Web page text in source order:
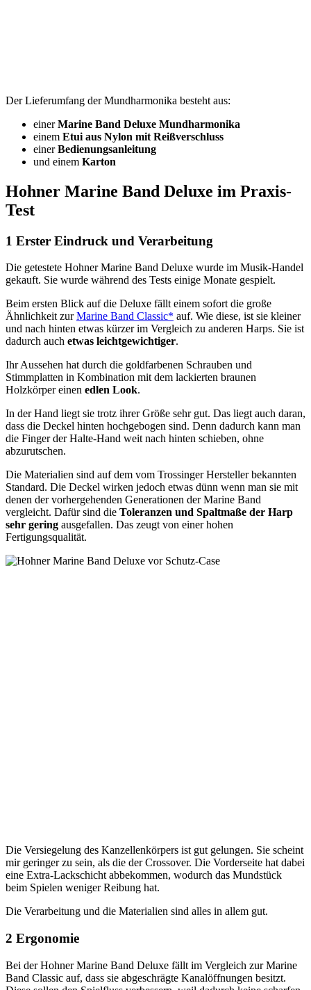
Der Lieferumfang der Mundharmonika besteht aus:
einerMarine Band Deluxe Mundharmonika
einem Etui aus Nylon mit Reißverschluss
einerBedienungsanleitung
und einem Karton
Hohner Marine Band Deluxe im Praxis-
Test
1 Erster Eindruck und Verarbeitung
Die getestete Hohner Marine Band Deluxe wurde im Musik-Handel
gekauft. Sie wurde während des Tests einige Monate gespielt.
Beim ersten Blick auf die Deluxe fällt einem sofort die große
Ähnlichkeit zurMarine Band Classic* auf. Wie diese, ist sie kleiner
und nach hinten etwas kürzer im Vergleich zu anderen Harps. Sie ist
dadurch auch etwas leichtgewichtiger.
Ihr Aussehen hat durch die goldfarbenen Schrauben und
Stimmplatten in Kombination mit dem lackierten braunen
Holzkörper einen edlen Look.
In der Hand liegt sie trotz ihrer Größe sehr gut. Das liegt auch daran,
dass die Deckel hinten hochgebogen sind. Denn dadurch kann man
die Finger der Halte-Hand weit nach hinten schieben, ohne
abzurutschen.
Die Materialien sind auf dem vom Trossinger Hersteller bekannten
Standard. Die Deckel wirken jedoch etwas dünn wenn man sie mit
denen der vorhergehenden Generationen der Marine Band
vergleicht. Dafür sind die Toleranzen und Spaltmaße der Harp
sehr gering ausgefallen. Das zeugt von einer hohen
Fertigungsqualität.
Die Versiegelung des Kanzellenkörpers ist gut gelungen. Sie scheint
mir geringer zu sein, als die der Crossover. Die Vorderseite hat dabei
eine Extra-Lackschicht abbekommen, wodurch das Mundstück
beim Spielen weniger Reibung hat.
Die Verarbeitung und die Materialien sind alles in allem gut.
2 Ergonomie
Bei der Hohner Marine Band Deluxe fällt im Vergleich zur Marine
Band Classic auf, dass sie abgeschrägte Kanalöffnungen besitzt.